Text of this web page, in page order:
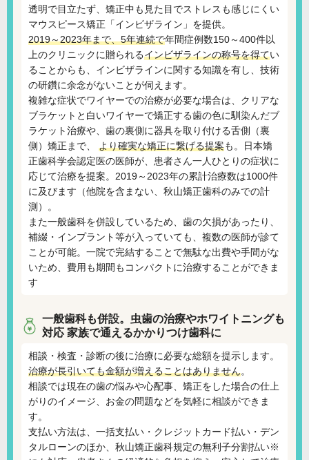
透明で目立たず、矯正中も見た目でストレスも感じにくい
マウスピース矯正「インビザライン」を提供。
2019～2023年まで、5年連続で年間症例数150～400件以
上のクリニックに贈られるインビザラインの称号を得てい
ることからも、インビザラインに関する知識を有し、技術
の研鑽に余念がないことが伺えます。
複雑な症状でワイヤーでの治療が必要な場合は、クリアな
ブラケットと白いワイヤーで矯正する歯の色に馴染んだブ
ラケット治療や、歯の裏側に器具を取り付ける舌側（裏
側）矯正まで、 より確実な矯正に繋げる提案も。日本矯
正歯科学会認定医の医師が、患者さん一人ひとりの症状に
応じて治療を提案。2019～2023年の累計治療数は1000件
に及びます（他院を含まない、秋山矯正歯科のみでの計
測）。
また一般歯科を併設しているため、歯の欠損があったり、
補綴・インプラント等が入っていても、複数の医師が診て
ことが可能。一院で完結することで無駄な出費や手間がな
いため、費用も期間もコンパクトに治療することができま
す
一般歯科も併設。虫歯の治療やホワイトニングも
対応 家族で通えるかかりつけ歯科に
相談・検査・診断の後に治療に必要な総額を提示します。
治療が長引いても金額が増えることはありません。
相談では現在の歯の悩みや心配事、矯正をした場合の仕上
がりのイメージ、お金の問題などを気軽に相談ができま
す。
支払い方法は、一括支払い・クレジットカード払い・デン
タルローンのほか、秋山矯正歯科規定の無利子分割払い※